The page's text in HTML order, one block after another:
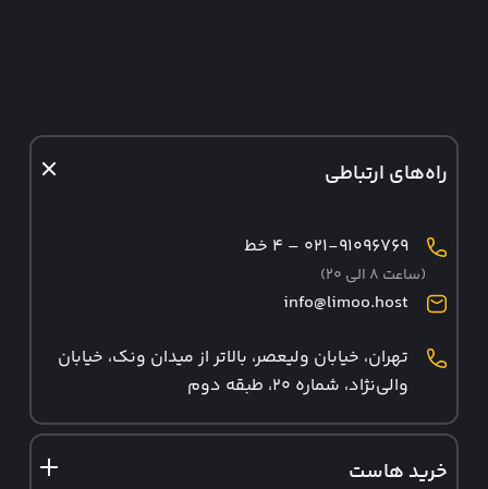
راه‌های ارتباطی
۰۲۱-۹۱۰۹۶۷۶۹ – ۴ خط
(ساعت ۸ الی ۲۰)
info@limoo.host
تهران، خیابان ولیعصر، بالاتر از میدان ونک، خیابان
والی‌نژاد، شماره ۲۰، طبقه دوم
خرید هاست